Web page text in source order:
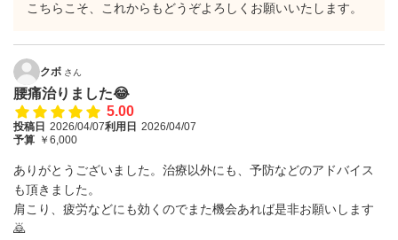
こちらこそ、これからもどうぞよろしくお願いいたします。
クボ さん
腰痛治りました😂
5.00
投稿日 2026/04/07利用日 2026/04/07
予算 ￥6,000
ありがとうございました。治療以外にも、予防などのアドバイス
も頂きました。
肩こり、疲労などにも効くのでまた機会あれば是非お願いします
🙇